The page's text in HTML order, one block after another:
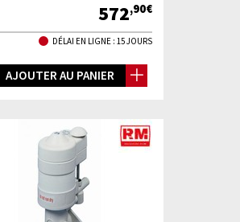
572,90€
DÉLAI EN LIGNE : 15 JOURS
AJOUTER AU PANIER